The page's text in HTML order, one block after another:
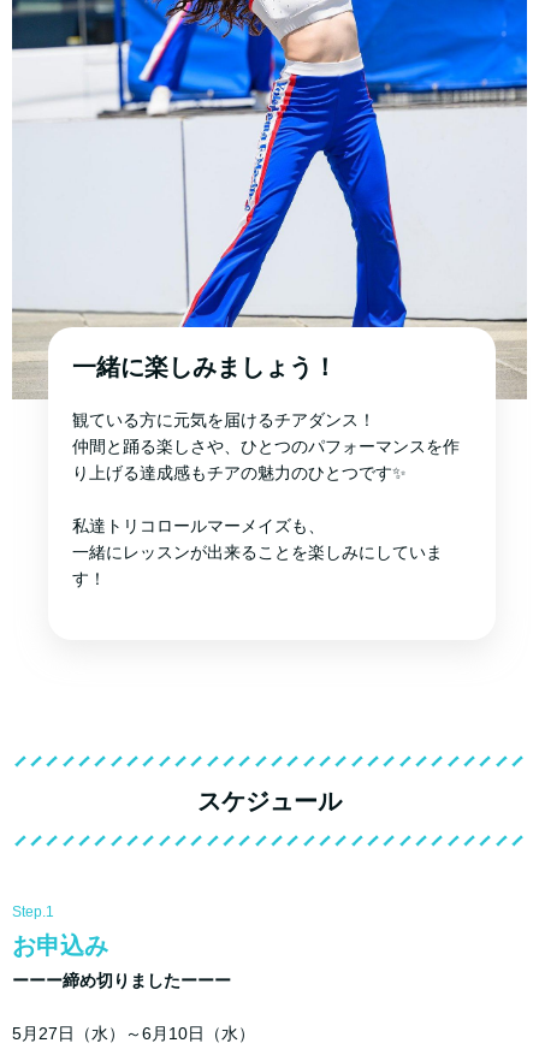
一緒に楽しみましょう！
観ている方に元気を届けるチアダンス！
仲間と踊る楽しさや、ひとつのパフォーマンスを作
り上げる達成感もチアの魅力のひとつです✨
私達トリコロールマーメイズも、
一緒にレッスンが出来ることを楽しみにしていま
す！
スケジュール
Step.1
お申込み
ーーー締め切りましたーーー
5月27日（水）～6月10日（水）